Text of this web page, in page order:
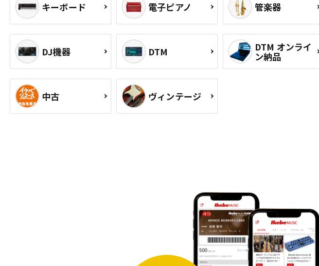
キーボード 電子ピアノ 管楽器
DJ機器 DTM DTM オンライ
ン納品
中古 ヴィンテージ